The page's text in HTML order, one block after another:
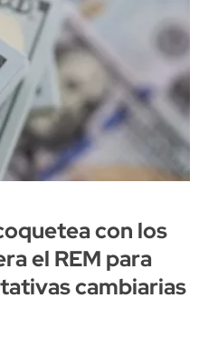
con los
el REM para
cambiarias